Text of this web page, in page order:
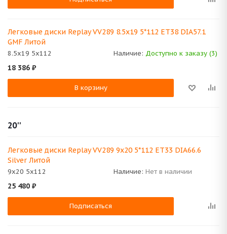
Легковые диски Replay VV289 8.5x19 5*112 ET38 DIA57.1
GMF Литой
8.5x19 5x112 Наличие: Доступно к заказу (3)
18 386 ₽
В корзину
20''
Легковые диски Replay VV289 9x20 5*112 ET33 DIA66.6
Silver Литой
9x20 5x112 Наличие: Нет в наличии
25 480 ₽
Подписаться